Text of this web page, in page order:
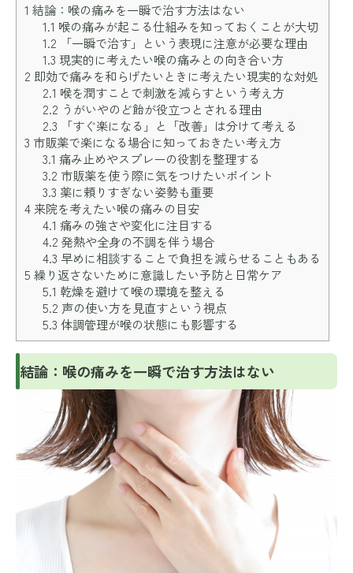
1 結論：喉の痛みを一瞬で治す方法はない
1.1 喉の痛みが起こる仕組みを知っておくことが大切
1.2 「一瞬で治す」という表現に注意が必要な理由
1.3 現実的に考えたい喉の痛みとの向き合い方
2 即効で痛みを和らげたいときに考えたい現実的な対処
2.1 喉を潤すことで刺激を減らすという考え方
2.2 うがいやのど飴が役立つとされる理由
2.3 「すぐ楽になる」と「改善」は分けて考える
3 市販薬で楽になる場合に知っておきたい考え方
3.1 痛み止めやスプレーの役割を整理する
3.2 市販薬を使う際に気をつけたいポイント
3.3 薬に頼りすぎない姿勢も重要
4 来院を考えたい喉の痛みの目安
4.1 痛みの強さや変化に注目する
4.2 発熱や全身の不調を伴う場合
4.3 早めに相談することで負担を減らせることもある
5 繰り返さないために意識したい予防と日常ケア
5.1 乾燥を避けて喉の環境を整える
5.2 声の使い方を見直すという視点
5.3 体調管理が喉の状態にも影響する
結論：喉の痛みを一瞬で治す方法はない